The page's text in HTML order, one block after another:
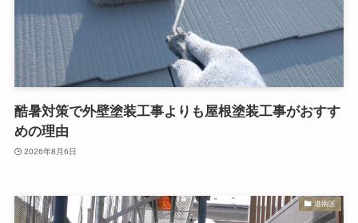
酷暑対策で外壁塗装工事よりも屋根塗装工事がおすす
めの理由
2026年8月6日
港南区